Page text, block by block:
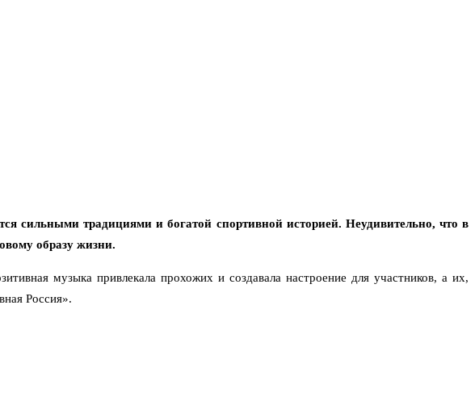
сильными традициями и богатой спортивной историей. Неудивительно, что в
образу жизни.
музыка привлекала прохожих и создавала настроение для участников, а их,
Россия».